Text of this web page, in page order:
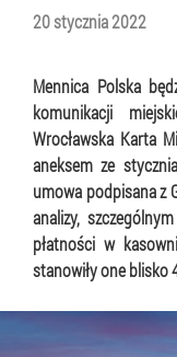
20 stycznia 2022
Mennica Polska
komunikacji
Wrocławska Karta
aneksem ze
umowa podpisana z
analizy,
płatności w
stanowiły one blisko